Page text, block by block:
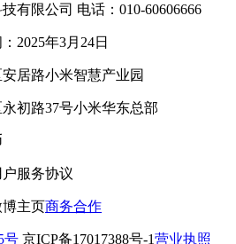
有限公司 电话：010-60606666
2025年3月24日
居路小米智慧产业园
初路37号小米华东总部
户服务协议
博主页商务合作
号 京ICP备17017388号-1营业执照